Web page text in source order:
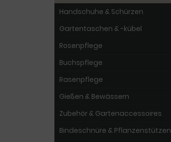
Handschuhe & Schürzen
Gartentaschen & -kübel
Rosenpflege
Buchspflege
Rasenpflege
Gießen & Bewässern
Zubehör & Gartenaccessoires
Bindeschnüre & Pflanzenstützen